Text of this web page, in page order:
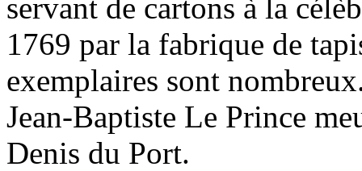
servant de cartons à la
1769 par la fabrique de
exemplaires sont
Jean-Baptiste Le Prince
Denis du Port.